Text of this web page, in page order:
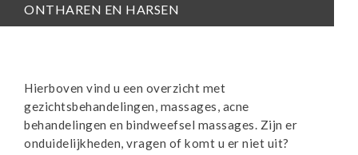
ONTHAREN EN HARSEN
Hierboven vind u een overzicht met
gezichtsbehandelingen, massages, acne
behandelingen en bindweefsel massages. Zijn er
onduidelijkheden, vragen of komt u er niet uit?